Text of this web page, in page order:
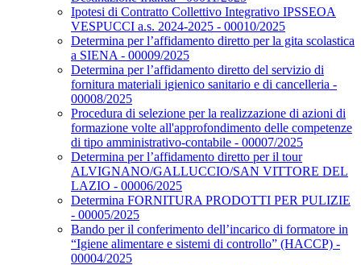
Ipotesi di Contratto Collettivo Integrativo IPSSEOA
VESPUCCI a.s. 2024-2025 - 00010/2025
Determina per l’affidamento diretto per la gita scolastica
a SIENA - 00009/2025
Determina per l’affidamento diretto del servizio di
fornitura materiali igienico sanitario e di cancelleria -
00008/2025
Procedura di selezione per la realizzazione di azioni di
formazione volte all'approfondimento delle competenze
di tipo amministrativo-contabile - 00007/2025
Determina per l’affidamento diretto per il tour
ALVIGNANO/GALLUCCIO/SAN VITTORE DEL
LAZIO - 00006/2025
Determina FORNITURA PRODOTTI PER PULIZIE
- 00005/2025
Bando per il conferimento dell’incarico di formatore in
“Igiene alimentare e sistemi di controllo” (HACCP) -
00004/2025